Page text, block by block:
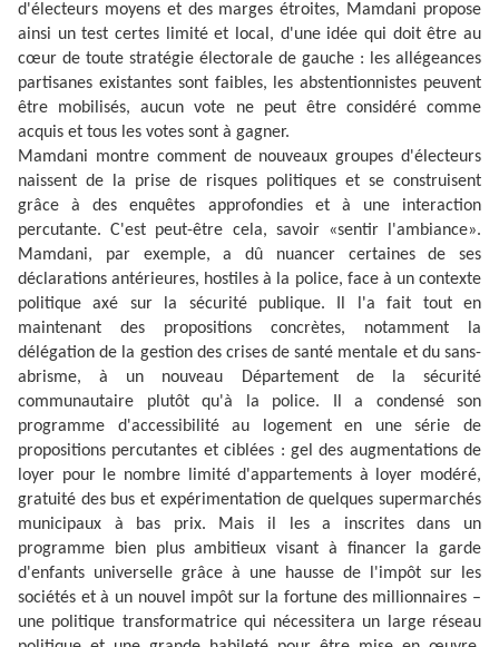
d'électeurs moyens et des marges étroites, Mamdani propose
ainsi un test certes limité et local, d'une idée qui doit être au
cœur de toute stratégie électorale de gauche : les allégeances
partisanes existantes sont faibles, les abstentionnistes peuvent
être mobilisés, aucun vote ne peut être considéré comme
acquis et tous les votes sont à gagner.
Mamdani montre comment de nouveaux groupes d'électeurs
naissent de la prise de risques politiques et se construisent
grâce à des enquêtes approfondies et à une interaction
percutante. C'est peut-être cela, savoir «sentir l'ambiance».
Mamdani, par exemple, a dû nuancer certaines de ses
déclarations antérieures, hostiles à la police, face à un contexte
politique axé sur la sécurité publique. Il l'a fait tout en
maintenant des propositions concrètes, notamment la
délégation de la gestion des crises de santé mentale et du sans-
abrisme, à un nouveau Département de la sécurité
communautaire plutôt qu'à la police. Il a condensé son
programme d'accessibilité au logement en une série de
propositions percutantes et ciblées : gel des augmentations de
loyer pour le nombre limité d'appartements à loyer modéré,
gratuité des bus et expérimentation de quelques supermarchés
municipaux à bas prix. Mais il les a inscrites dans un
programme bien plus ambitieux visant à financer la garde
d'enfants universelle grâce à une hausse de l'impôt sur les
sociétés et à un nouvel impôt sur la fortune des millionnaires –
une politique transformatrice qui nécessitera un large réseau